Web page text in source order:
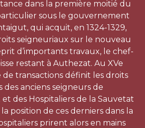
dans la première moitié du
sous le gouvernement
qui acquit, en 1324-1329,
seigneuriaux sur le nouveau
d’importants travaux, le chef-
restant à Authezat. Au XVe
de transactions définit les droits
des anciens seigneurs de
des Hospitaliers de la Sauvetat
position de ces derniers dans la
prirent alors en mains